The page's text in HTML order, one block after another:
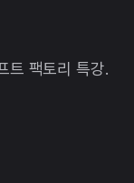
팩토리 특강.